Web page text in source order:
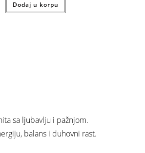
Dodaj u korpu
sa ljubavlju i pažnjom.
balans i duhovni rast.